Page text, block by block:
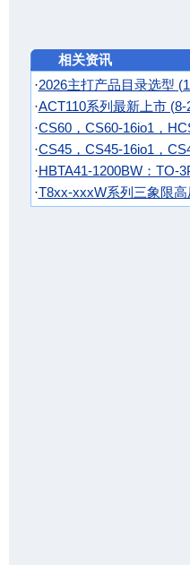
相关资讯
·2026主打产品目录选型
·ACT110系列最新上市 (8-
·CS60，CS60-16io1，
·CS45，CS45-16io1，
·HBTA41-1200BW：TO-
·T8xx-xxxW系列三象限